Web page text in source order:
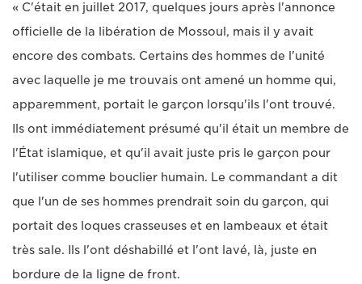
« C'était en juillet 2017, quelques jours après l'annonce
officielle de la libération de Mossoul, mais il y avait
encore des combats. Certains des hommes de l'unité
avec laquelle je me trouvais ont amené un homme qui,
apparemment, portait le garçon lorsqu'ils l'ont trouvé.
Ils ont immédiatement présumé qu'il était un membre de
l'État islamique, et qu'il avait juste pris le garçon pour
l'utiliser comme bouclier humain. Le commandant a dit
que l'un de ses hommes prendrait soin du garçon, qui
portait des loques crasseuses et en lambeaux et était
très sale. Ils l'ont déshabillé et l'ont lavé, là, juste en
bordure de la ligne de front.